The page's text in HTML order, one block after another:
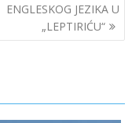
ENGLESKOG JEZIKA U
„LEPTIRIĆU“